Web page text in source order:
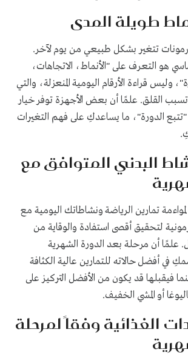
طويلة المدى
تتغير بشكل طبيعي من يوم لآخر.
هو التعرف على "الأنماط، الاتجاهات،
وليس قراءة الأرقام اليومية المنعزلة، والتي
القلق. علمًا أن بعض الأجهزة توفر خيار
الدورة"، ما يساعدكِ على فهم التغيرات
البدني المتوافق مع
تمارين الرياضة ونشاطاتك اليومية مع
لتحقيق أقصى استفادة والوقاية من
علمًا أن مرحلة بعد الدورة الشهرية
في أفضل حالاته للتمارين عالية الكثافة
فيقبلها قد يكون من الأفضل التركيز على
أو المشي الخفيف.
الغذائية وفقاً لمرحلة